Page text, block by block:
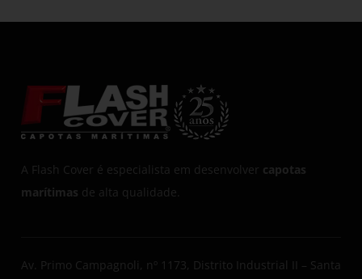
A Flash Cover é especialista em desenvolver capotas
marítimas de alta qualidade.
Av. Primo Campagnoli, nº 1173, Distrito Industrial II – Santa